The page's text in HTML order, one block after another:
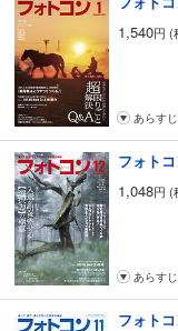
第4回 山之内 徹
152 写真ライフを謳歌す
File.4 : 山口美桜さん
192 カメラの流儀 上野 隆
第4回「フルサイズだから
223 八丁堀駅前留学
知っていれば撮れる! 英
ニューヨーク便り 川津悦
224 写真家の手相、拝見
第16回 秦 達夫
225 一郎、孝、敬三の悩
第4回 自分の道を突き進め
227 第150回 クラブ対抗
写壇 虹×全日本写真連盟
1,540円 (
あらす
フォト
1,048円 (
あらす
フォト